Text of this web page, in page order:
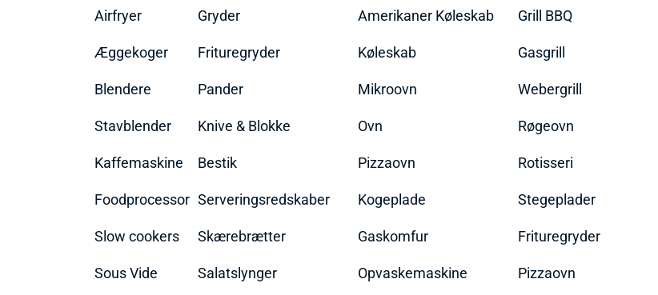
Airfryer
Æggekoger
Blendere
Stavblender
Kaffemaskine
Foodprocessor
Slow cookers
Sous Vide
Gryder
Frituregryder
Pander
Knive & Blokke
Bestik
Serveringsredskaber
Skærebrætter
Salatslynger
Amerikaner Køleskab
Køleskab
Mikroovn
Ovn
Pizzaovn
Kogeplade
Gaskomfur
Opvaskemaskine
Grill BBQ
Gasgrill
Webergrill
Røgeovn
Rotisseri
Stegeplader
Frituregryder
Pizzaovn